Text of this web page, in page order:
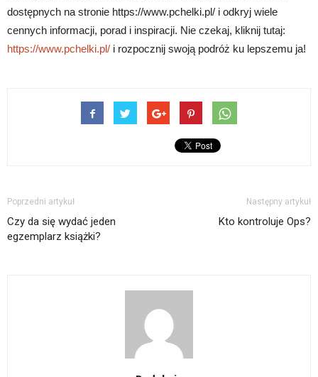
dostępnych na stronie https://www.pchelki.pl/ i odkryj wiele
cennych informacji, porad i inspiracji. Nie czekaj, kliknij tutaj:
https://www.pchelki.pl/ i rozpocznij swoją podróż ku lepszemu ja!
Poprzedni artykuł
Czy da się wydać jeden
egzemplarz książki?
Następny artykuł
Kto kontroluje Ops?